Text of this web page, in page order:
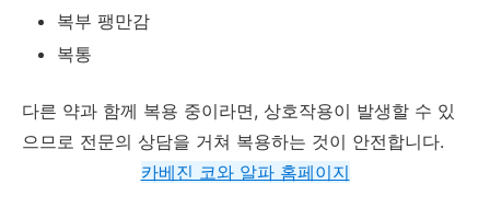
복부 팽만감
복통
다른 약과 함께 복용 중이라면, 상호작용이 발생할 수 있
으므로 전문의 상담을 거쳐 복용하는 것이 안전합니다.
카베진 코와 알파 홈페이지